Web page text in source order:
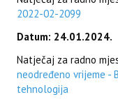
2022-02-2099
Datum: 24.01.2024.
Natječaj za radno
neodređeno vrijeme -
tehnologija